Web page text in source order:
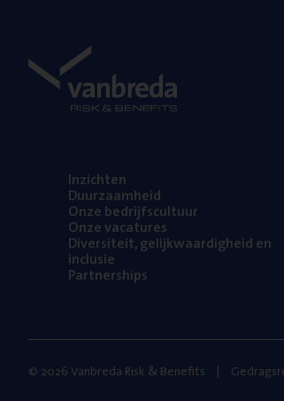
Inzich­ten
Duur­zaam­heid
Onze bedrijfs­cul­tuur
Onze vaca­tu­res
Diver­si­teit, gelijk­waar­dig­heid en
inclusie
Part­ner­ships
© 2026 Vanbreda Risk & Benefits